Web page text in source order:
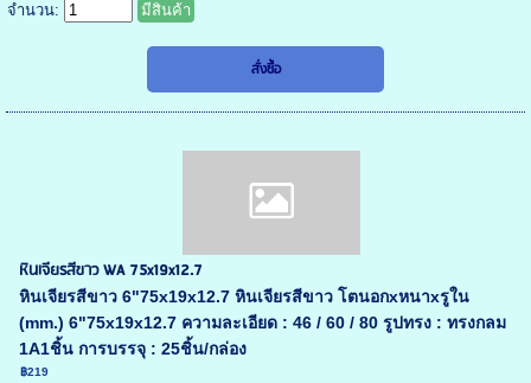
จำนวน: มีสินค้า
หินเจียรสีขาว WA 75x19x12.7
หินเจียรสีขาว 6"75x19x12.7 หินเจียรสีขาว โตนอกxหนาxรูใน
(mm.) 6"75x19x12.7 ความละเอียด : 46 / 60 / 80 รูปทรง : ทรงกลม
1A1ชิ้น การบรรจุ : 25ชิ้น/กล่อง
฿219